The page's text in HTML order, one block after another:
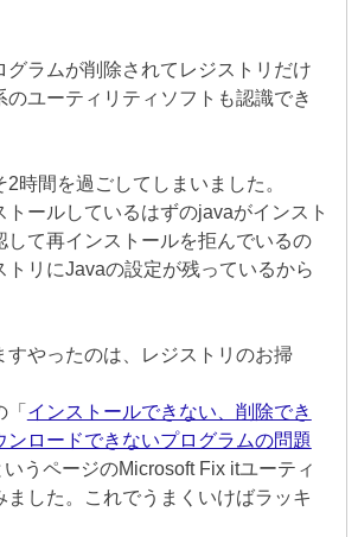
グラムが削除されてレジストリだけ
のユーティリティソフトも認識でき
時間を過ごしてしまいました。
トールしているはずのjavaがインスト
して再インストールを拒んでいるの
トリにJavaの設定が残っているから
すやったのは、レジストリのお掃
インストールできない、削除でき
ンロードできないプログラムの問題
いうページのMicrosoft Fix itユーティ
ました。これでうまくいけばラッキ